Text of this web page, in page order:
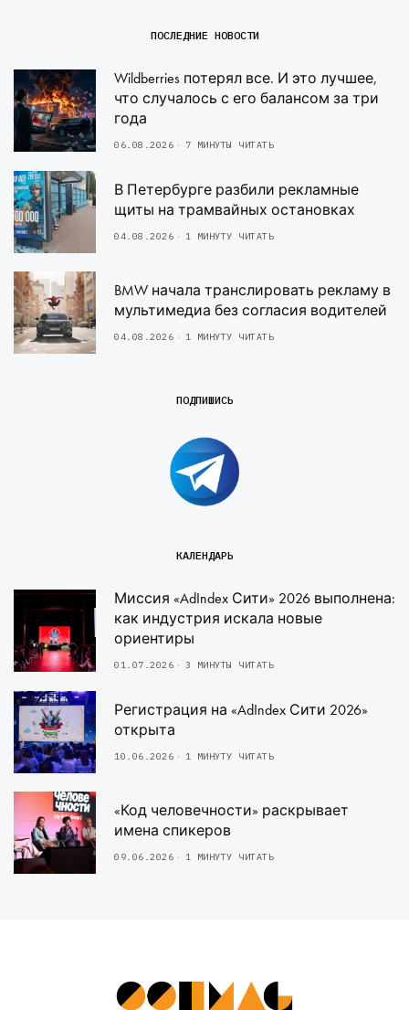
ПОСЛЕДНИЕ НОВОСТИ
Wildberries потерял все. И это лучшее,
что случалось с его балансом за три
года
06.08.2026 7 МИНУТЫ ЧИТАТЬ
В Петербурге разбили рекламные
щиты на трамвайных остановках
04.08.2026 1 МИНУТУ ЧИТАТЬ
BMW начала транслировать рекламу в
мультимедиа без согласия водителей
04.08.2026 1 МИНУТУ ЧИТАТЬ
ПОДПИШИСЬ
КАЛЕНДАРЬ
Миссия «AdIndex Сити» 2026 выполнена:
как индустрия искала новые
ориентиры
01.07.2026 3 МИНУТЫ ЧИТАТЬ
Регистрация на «AdIndex Сити 2026»
открыта
10.06.2026 1 МИНУТУ ЧИТАТЬ
«Код человечности» раскрывает
имена спикеров
09.06.2026 1 МИНУТУ ЧИТАТЬ